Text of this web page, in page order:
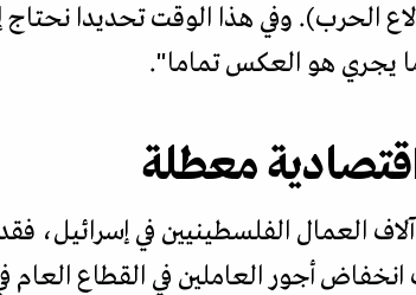
الحرب). وفي هذا الوقت تحديدا
يجري هو العكس تماما".
معطلة
العمال الفلسطينيين في إسرائيل،
انخفاض أجور العاملين في القطاع